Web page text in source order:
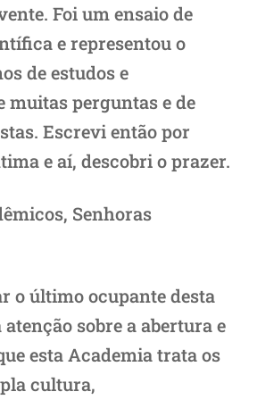
Foi um ensaio de
e representou o
de estudos e
muitas perguntas e de
Escrevi então por
e aí, descobri o prazer.
Senhoras
o último ocupante desta
sobre a abertura e
esta Academia trata os
cultura,